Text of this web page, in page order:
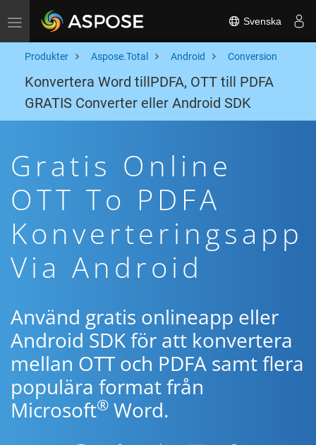
Toggle navigation Svenska
Produkter Aspose.Total Android Conversion
Konvertera Word tillPDFA, OTT till PDFA
GRATIS Converter eller Android SDK
Gratis Online
OTT To PDFA
Konverteringsapp
Via Android
Använd gratis onlineapp eller
Android SDK för att konvertera
mellan OTT och PDFA samt flera
populära format från
Microsoft® Word.